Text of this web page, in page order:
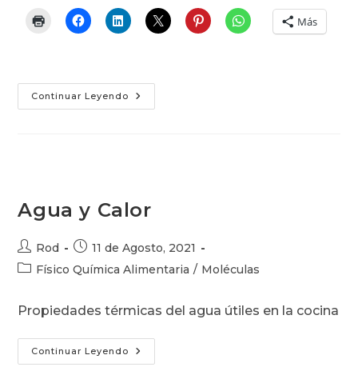
Más
Continuar Leyendo Estructura
Y
Agua y Calor
Autor
de
Rod
Publicación
de
la
11 de Agosto, 2021
Categoría
entrada:
Físico Química Alimentaria / Moléculas
Propiedades térmicas del agua útiles en la cocina
Continuar Leyendo Agua
Y